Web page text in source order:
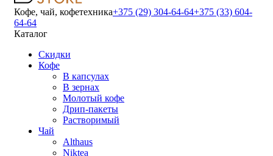
Кофе, чай, кофетехника+375 (29) 304-64-64+375 (33) 604-
64-64
Каталог
Скидки
Кофе
В капсулах
В зернах
Молотый кофе
Дрип-пакеты
Растворимый
Чай
Althaus
Niktea